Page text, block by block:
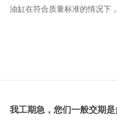
油缸在符合质量标准的情况下
我工期急，您们一般交期是